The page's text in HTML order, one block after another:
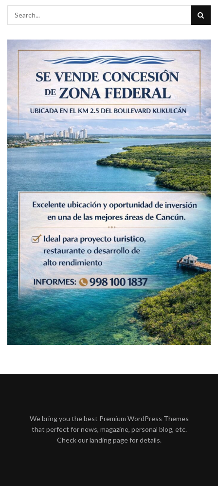
We bring you the best Premium WordPress Themes
that perfect for news, magazine, personal blog, etc.
Check our landing page for details.